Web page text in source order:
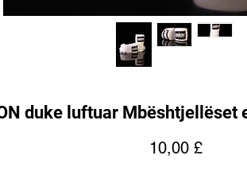
duke luftuar Mbështjellëset
10,00 £Price